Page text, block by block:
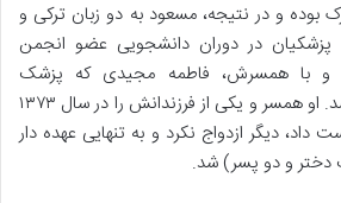
بوده و در نتیجه، مسعود به دو زبان ترکی و
در دوران دانشجویی عضو انجمن
و با همسرش، فاطمه مجیدی که پزشک
متخصص زنان بود آشنا شد. او همسر و یکی از فرزندانش را در سال ۱۳۷۳
داد، دیگر ازدواج نکرد و به تنهایی عهده دار
دختر و دو پسر) شد.